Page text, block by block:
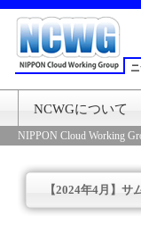
NCWGについて
NIPPON Cloud Working
【2024年4月】